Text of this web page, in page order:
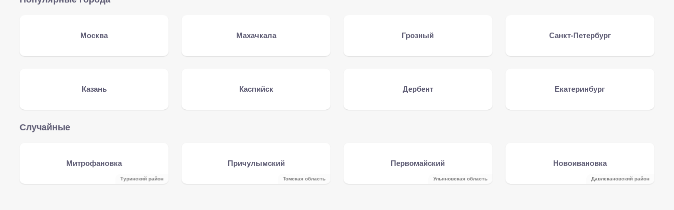
Москва Махачкала Грозный Санкт-Петербург
Казань Каспийск Дербент Екатеринбург
Случайные
Митрофановка
Туринский район
Причулымский
Томская область
Первомайский
Ульяновская область
Новоивановка
Давлекановский район